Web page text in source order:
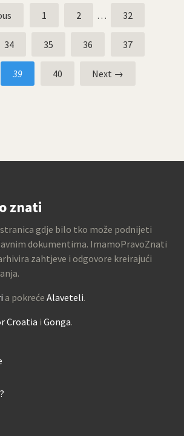
1 2 … 32
34 35 36 37
39 40 Next →
znati
gdje bilo tko može podnijeti
dokumentima. ImamoPravoZnati
zahtjeve i odgovore kreirajući
a pokreće Alaveteli.
Croatia i Gonga.